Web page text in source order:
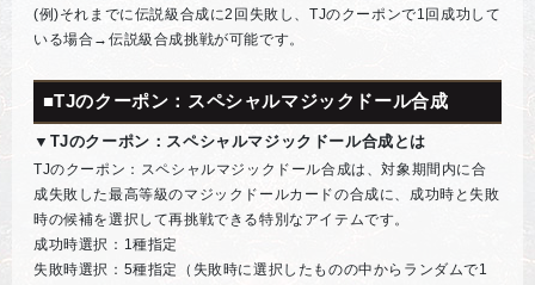
(例)それまでに伝説級合成に2回失敗し、TJのクーポンで1回成功して
いる場合→伝説級合成挑戦が可能です。
■TJのクーポン：スペシャルマジックドール合成
▼TJのクーポン：スペシャルマジックドール合成とは
TJのクーポン：スペシャルマジックドール合成は、対象期間内に合
成失敗した最高等級のマジックドールカードの合成に、成功時と失敗
時の候補を選択して再挑戦できる特別なアイテムです。
成功時選択：1種指定
失敗時選択：5種指定（失敗時に選択したものの中からランダムで1